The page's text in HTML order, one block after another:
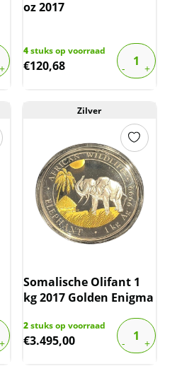
oz 2017
4stuks op voorraad
€120,68
Zilver
Somalische Olifant 1
kg 2017 Golden Enigma
2stuks op voorraad
€3.495,00